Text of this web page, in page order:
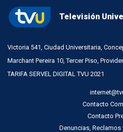
Televisión
Victoria 541, Ciudad Universitaria,
Marchant Pereira 10, Tercer Piso,
TARIFA SERVEL DIGITAL TVU 2021
Contacto
Contacto
Denuncias, Reclamos